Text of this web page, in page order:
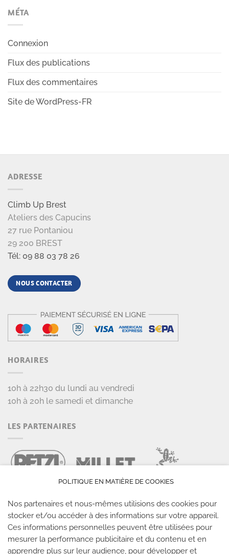
MÉTA
Connexion
Flux des publications
Flux des commentaires
Site de WordPress-FR
ADRESSE
Climb Up Brest
Ateliers des Capucins
27 rue Pontaniou
29 200 BREST
Tél: 09 88 03 78 26
NOUS CONTACTER
HORAIRES
10h à 22h30 du lundi au vendredi
10h à 20h le samedi et dimanche
LES PARTENAIRES
LES SALLES CLIMB UP
POLITIQUE EN MATIÈRE DE COOKIES
Nos partenaires et nous-mêmes utilisions des cookies pour
stocker et/ou accéder à des informations sur votre appareil.
Ces informations personnelles peuvent être utilisées pour
mesurer la performance publicitaire et du contenu et en
apprendre plus sur leur audience, pour développer et